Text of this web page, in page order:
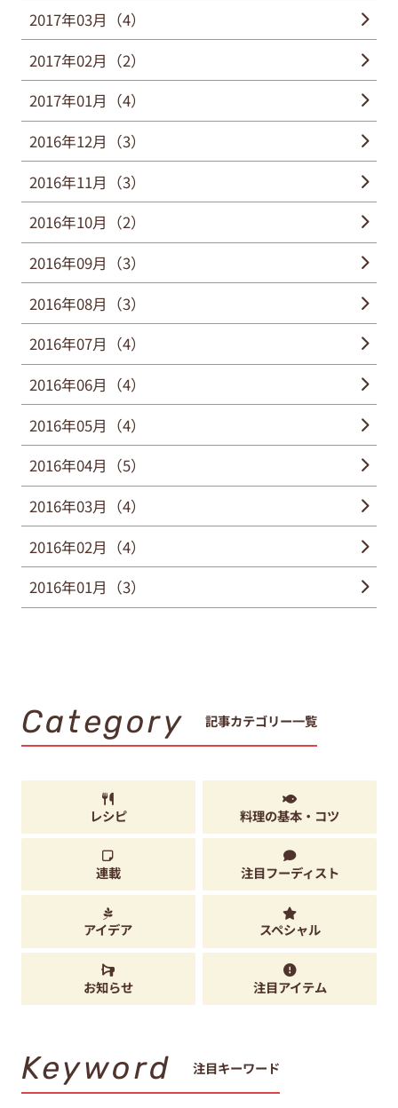
2017年03月（4）
2017年02月（2）
2017年01月（4）
2016年12月（3）
2016年11月（3）
2016年10月（2）
2016年09月（3）
2016年08月（3）
2016年07月（4）
2016年06月（4）
2016年05月（4）
2016年04月（5）
2016年03月（4）
2016年02月（4）
2016年01月（3）
Category 記事カテゴリー一覧
レシピ 料理の基本・コツ
連載 注目フーディスト
アイデア スペシャル
お知らせ 注目アイテム
Keyword 注目キーワード